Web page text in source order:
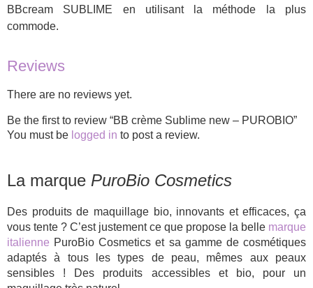
BBcream SUBLIME en utilisant la méthode la plus
commode.
Reviews
There are no reviews yet.
Be the first to review “BB crème Sublime new – PUROBIO”
You must be logged in to post a review.
La marque PuroBio Cosmetics
Des produits de maquillage bio, innovants et efficaces, ça
vous tente ? C’est justement ce que propose la belle marque
italienne PuroBio Cosmetics et sa gamme de cosmétiques
adaptés à tous les types de peau, mêmes aux peaux
sensibles ! Des produits accessibles et bio, pour un